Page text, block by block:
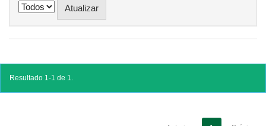
Resultado 1-1 de 1.